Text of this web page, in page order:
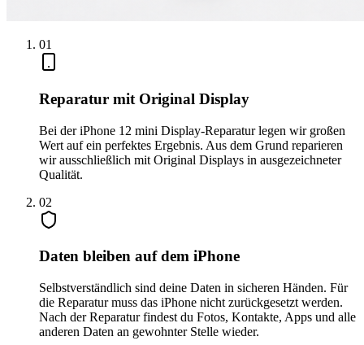
01
Reparatur mit Original Display
Bei der iPhone 12 mini Display-Reparatur legen wir großen
Wert auf ein perfektes Ergebnis. Aus dem Grund reparieren
wir ausschließlich mit Original Displays in ausgezeichneter
Qualität.
02
Daten bleiben auf dem iPhone
Selbstverständlich sind deine Daten in sicheren Händen. Für
die Reparatur muss das iPhone nicht zurückgesetzt werden.
Nach der Reparatur findest du Fotos, Kontakte, Apps und alle
anderen Daten an gewohnter Stelle wieder.